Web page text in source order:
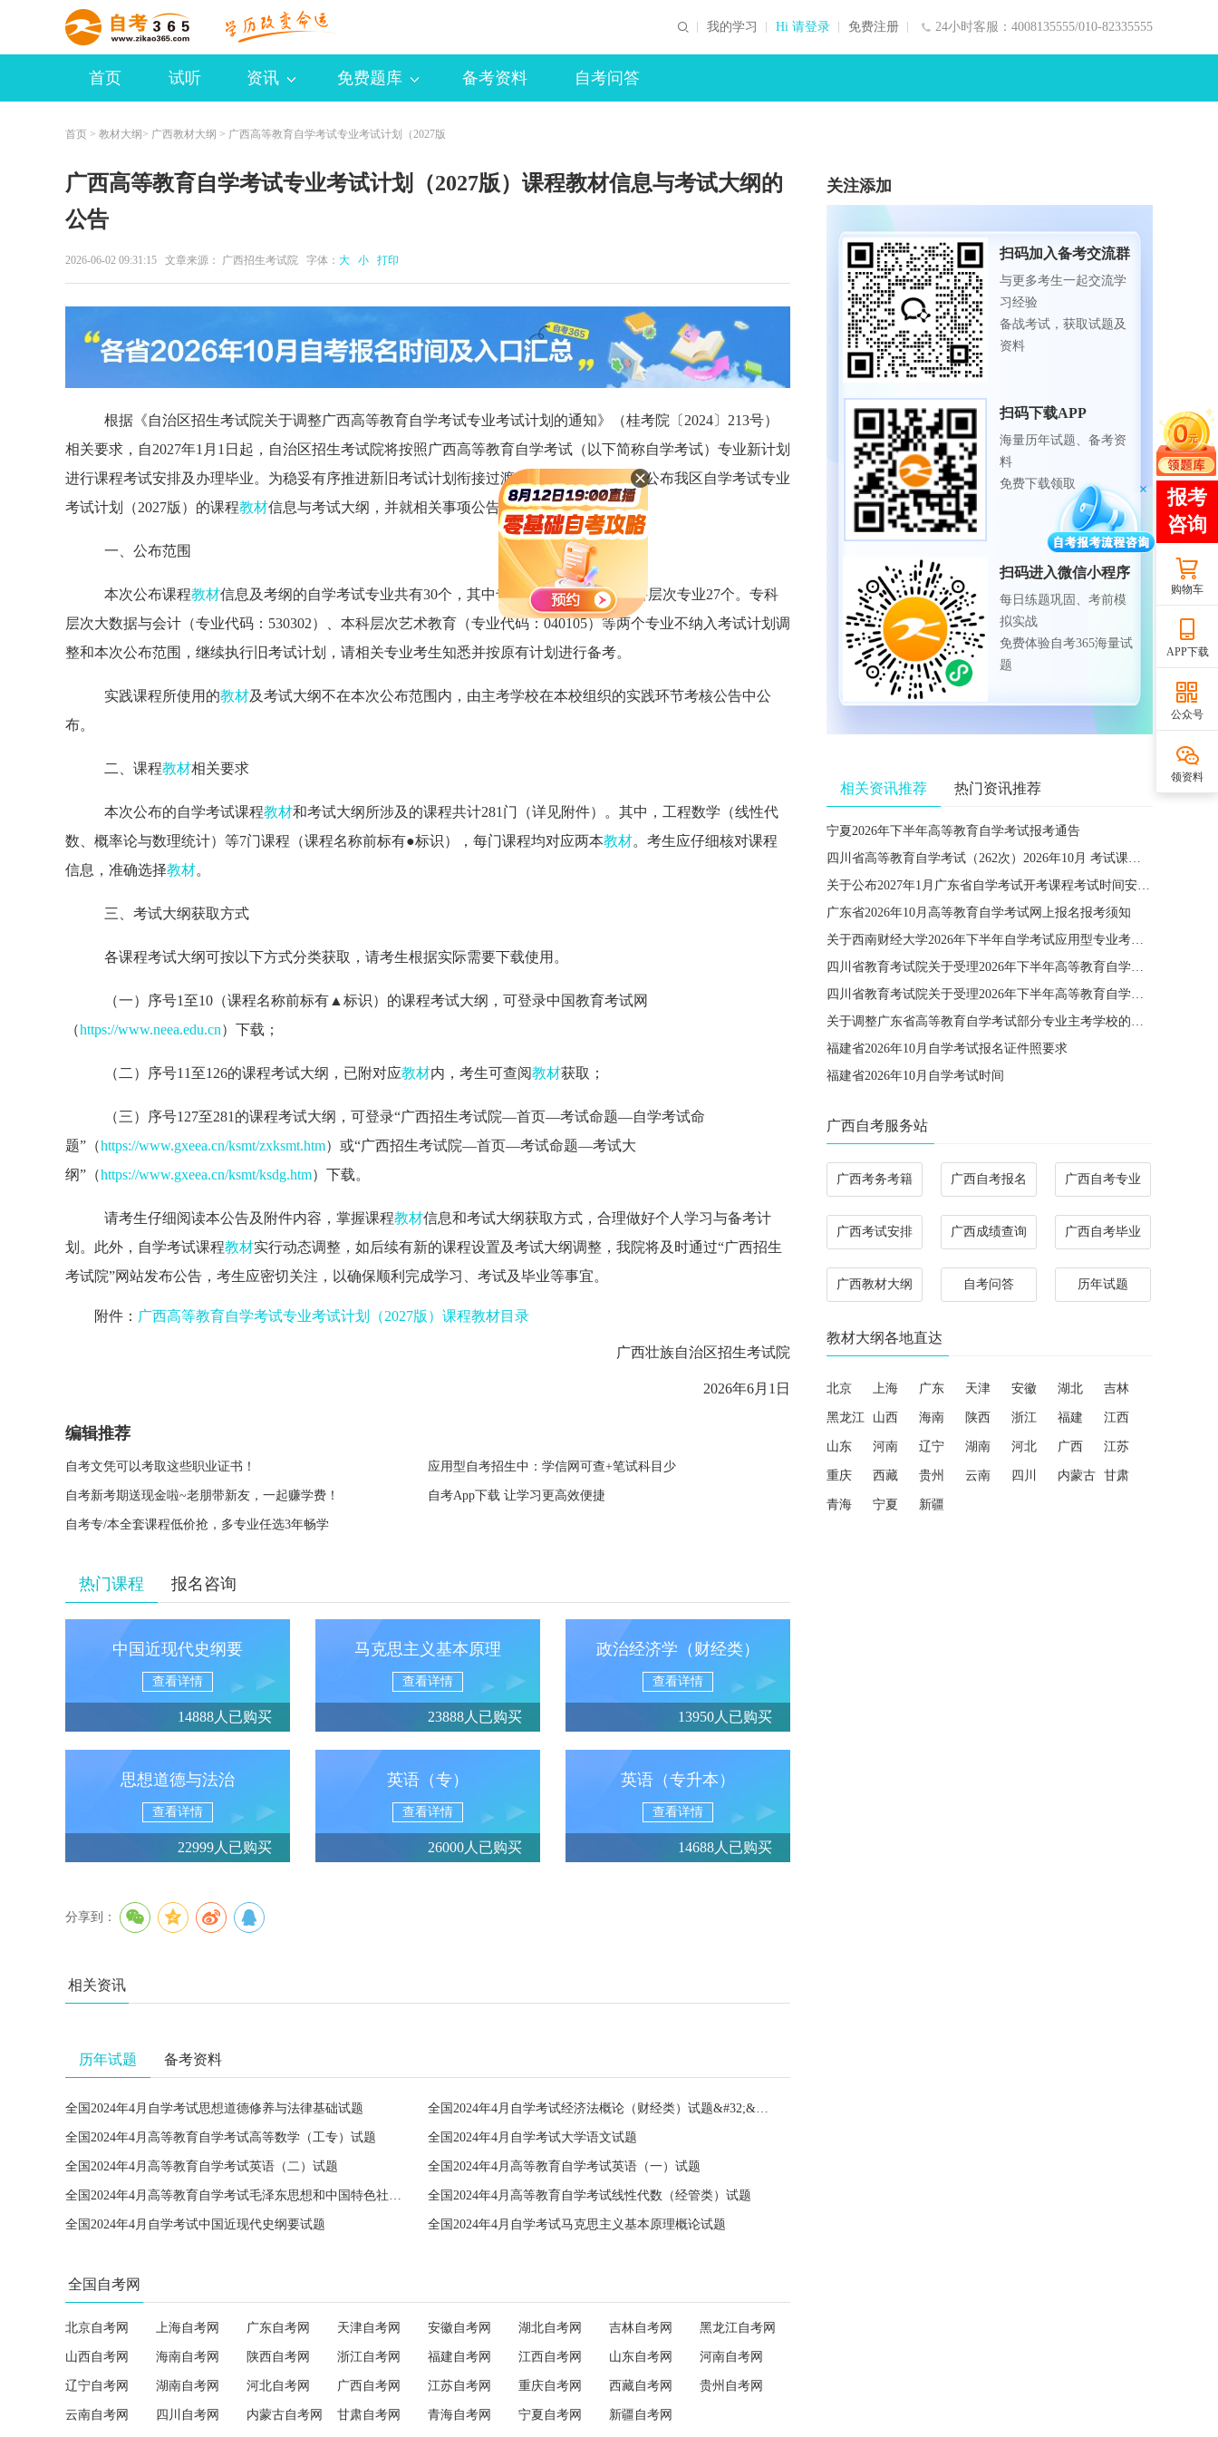
24小时客服：4008135555/010-82335555
我的学习 Hi 请登录 免费注册
首页 试听 资讯 免费题库 备考资料 自考问答
首页 > 教材大纲 > 广西教材大纲 > 广西高等教育自学考试专业考试计划（2027版
广西高等教育自学考试专业考试计划（2027版）课程教材信息与考试大纲的
公告
2026-06-02 09:31:15 文章来源： 广西招生考试院 字体： 大 小 打印
根据 《自治区招生考试院关于调整广西高等教育自学考试专业考试计划的通知》（桂考院〔2024〕213号）
相关要求 ，自2027年1月1日起，自治区招生考试院将按照广西高等教育自学考试（以下简称自学考试）专业新计划
进行课程考试安排及办理毕业。为稳妥有序推进新旧考试计划衔接过渡，经研究，现向社会公布我区自学考试专业
考试计划（2027版）的课程教材信息与考试大纲，并就相关事项公告如下：
一、公布范围
本次公布课程教材信息 及考纲的自学考试专业共有30个，其中专科层次专业3个、本科层次专业27个。 专科
层次大数据与会计 （专业代码：530302）、本科层次艺术教育（专业代码：040105）等两个专业不纳入考试计划调
整和本次公布范围 ， 继续执行旧考试计划，请相关专业考生知悉并按原有计划进行备考。
实践课程所使用的教材及考试大纲不在本次公布范围内，由主考学校在本校组织的实践环节考核公告中公
布。
二、课程教材相关要求
本次公布的自学考试课程教材和考试大纲所涉及 的课程共计281 门（详见附件）。其中， 工程数学（线性代
数、概率论与数理统计）等7门课程 （课程名称前标有●标识）， 每门课程均对应两本教材。 考生应仔细核对课程
信息，准确选择教材。
三、考试大纲获取方式
各课程考试大纲可按以下方式分类获取，请考生根据实际需要下载使用。
（一）序号1至10（课程名称前标有 ▲ 标识）的课程考试大纲，可登录中国教育考试网
（https://www.neea.edu.cn）下载；
（二）序号11至126的课程考试大纲，已附对应教材内，考生可查阅教材获取；
（三）序号127至281 的课程考试大纲，可登录“广西招生考试院—首页—考试命题—自学考试命
题”（https://www.gxeea.cn/ksmt/zxksmt.htm）或“广西招生考试院—首页—考试命题—考试大
纲”（https://www.gxeea.cn/ksmt/ksdg.htm）下载。
请考生仔细阅读本公告及附件内容，掌握课程教材信息和考试大纲获取方式， 合理做好个人学习与备考计
划 。 此外，自学考试课程教材实行动态调整，如后续有新的课程设置及考试大纲调整，我院将及时通过“广西招生
考试院”网站发布公告， 考生应密切关注， 以确保顺利完成学习、考试及毕业等事宜。
附件： 广西高等教育自学考试专业考试计划（2027版）课程教材目录
广西壮族自治区招生考试院
2026年6月1日
编辑推荐
自考文凭可以考取这些职业证书！ 应用型自考招生中：学信网可查+笔试科目少
自考新考期送现金啦~老朋带新友，一起赚学费！ 自考App下载 让学习更高效便捷
自考专/本全套课程低价抢，多专业任选3年畅学
热门课程 报名咨询
中国近现代史纲要
查看详情
14888人已购买
马克思主义基本原理
查看详情
23888人已购买
政治经济学（财经类）
查看详情
13950人已购买
思想道德与法治
查看详情
22999人已购买
英语（专）
查看详情
26000人已购买
英语（专升本）
查看详情
14688人已购买
分享到：
相关资讯
历年试题 备考资料
全国2024年4月自学考试思想道德修养与法律基础试题 全国2024年4月自学考试经济法概论（财经类）试题&#32;&#32;
全国2024年4月高等教育自学考试高等数学（工专）试题 全国2024年4月自学考试大学语文试题
全国2024年4月高等教育自学考试英语（二）试题 全国2024年4月高等教育自学考试英语（一）试题
全国2024年4月高等教育自学考试毛泽东思想和中国特色社会主义理论体系概论试题 全国2024年4月高等教育自学考试线性代数（经管类）试题
全国2024年4月自学考试中国近现代史纲要试题 全国2024年4月自学考试马克思主义基本原理概论试题
全国自考网
北京自考网 上海自考网 广东自考网 天津自考网 安徽自考网 湖北自考网 吉林自考网 黑龙江自考网
山西自考网 海南自考网 陕西自考网 浙江自考网 福建自考网 江西自考网 山东自考网 河南自考网
辽宁自考网 湖南自考网 河北自考网 广西自考网 江苏自考网 重庆自考网 西藏自考网 贵州自考网
云南自考网 四川自考网 内蒙古自考网 甘肃自考网 青海自考网 宁夏自考网 新疆自考网
关注添加
扫码加入备考交流群
与更多考生一起交流学
习经验
备战考试，获取试题及
资料
扫码下载APP
海量历年试题、备考资
料
免费下载领取
扫码进入微信小程序
每日练题巩固、考前模
拟实战
免费体验自考365海量试
题
相关资讯推荐 热门资讯推荐
宁夏2026年下半年高等教育自学考试报考通告
四川省高等教育自学考试（262次）2026年10月 考试课程简表
关于公布2027年1月广东省自学考试开考课程考试时间安排和使用教材的通知
广东省2026年10月高等教育自学考试网上报名报考须知
关于西南财经大学2026年下半年自学考试应用型专业考籍更改办理的通知
四川省教育考试院关于受理2026年下半年高等教育自学考试省际转考申请的通告
四川省教育考试院关于受理2026年下半年高等教育自学考试考籍更改申请的通告
关于调整广东省高等教育自学考试部分专业主考学校的通知
福建省2026年10月自学考试报名证件照要求
福建省2026年10月自学考试时间
广西自考服务站
广西考务考籍 广西自考报名 广西自考专业
广西考试安排 广西成绩查询 广西自考毕业
广西教材大纲 自考问答 历年试题
教材大纲各地直达
北京 上海 广东 天津 安徽 湖北 吉林
黑龙江 山西 海南 陕西 浙江 福建 江西
山东 河南 辽宁 湖南 河北 广西 江苏
重庆 西藏 贵州 云南 四川 内蒙古 甘肃
青海 宁夏 新疆
购物车
APP下载
公众号
领资料